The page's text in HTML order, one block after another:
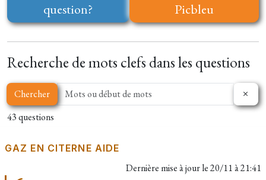
question?
Picbleu
Recherche de mots clefs dans les questions
Chercher
43 questions
GAZ EN CITERNE AIDE
Dernière mise à jour le20/11 à 21:41